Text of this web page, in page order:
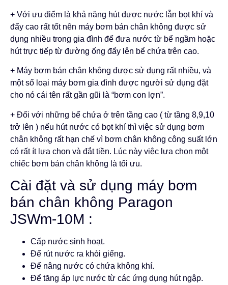
+ Với ưu điểm là khả năng hút được nước lẫn bọt khí và
đẩy cao rất tốt nên máy bơm bán chân không được sử
dụng nhiều trong gia đình để đưa nước từ bể ngầm hoặc
hút trực tiếp từ đường ống đẩy lên bể chứa trên cao.
+ Máy bơm bán chân không được sử dụng rất nhiều, và
một số loại máy bơm gia đình được người sử dụng đặt
cho nó cái tên rất gần gũi là “bơm con lợn”.
+ Đối với những bể chứa ở trên tầng cao ( từ tầng 8,9,10
trở lên ) nếu hút nước có bọt khí thì việc sử dụng bơm
chân không rất hạn chế vì bơm chân không công suất lớn
có rất ít lựa chọn và đắt tiền. Lúc này việc lựa chọn một
chiếc bơm bán chân không là tối ưu.
Cài đặt và sử dụng máy bơm
bán chân không Paragon
JSWm-10M :
Cấp nước sinh hoạt.
Để rút nước ra khỏi giếng.
Để nâng nước có chứa không khí.
Để tăng áp lực nước từ các ứng dụng hút ngập.